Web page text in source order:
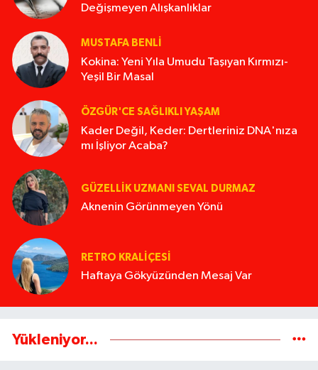
Değişmeyen Alışkanlıklar
MUSTAFA BENLI
Kokina: Yeni Yıla Umudu Taşıyan Kırmızı-
Yeşil Bir Masal
ÖZGÜR'CE SAĞLIKLI YAŞAM
Kader Değil, Keder: Dertleriniz DNA'nıza
mı İşliyor Acaba?
GÜZELLIK UZMANI SEVAL DURMAZ
Aknenin Görünmeyen Yönü
RETRO KRALIÇESI
Haftaya Gökyüzünden Mesaj Var
Yükleniyor...